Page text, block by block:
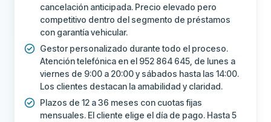
cancelación anticipada. Precio elevado pero
competitivo dentro del segmento de préstamos
con garantía vehicular.
Gestor personalizado durante todo el proceso.
Atención telefónica en el 952 864 645, de lunes a
viernes de 9:00 a 20:00 y sábados hasta las 14:00.
Los clientes destacan la amabilidad y claridad.
Plazos de 12 a 36 meses con cuotas fijas
mensuales. El cliente elige el día de pago. Hasta 5